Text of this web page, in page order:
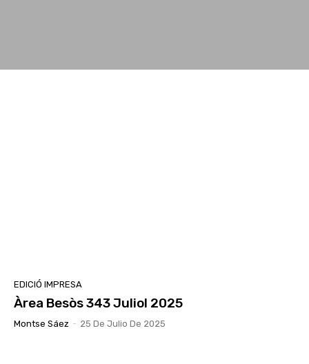
EDICIÓ IMPRESA
Àrea Besòs 343 Juliol 2025
Montse Sáez - 25 De Julio De 2025